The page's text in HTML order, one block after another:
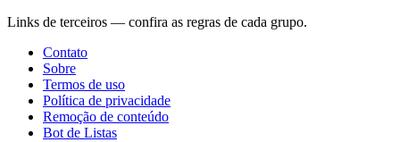
Links de terceiros — confira as regras de cada grupo.
Contato
Sobre
Termos de uso
Política de privacidade
Remoção de conteúdo
Bot de Listas